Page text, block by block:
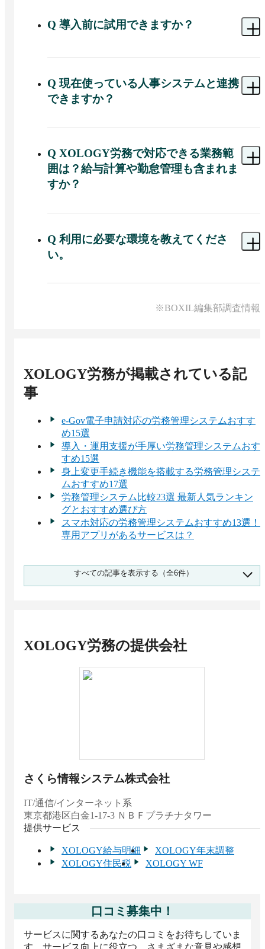
Q 導入前に試用できますか？
A 導入前のデモンストレーションや相談には対応
Q 現在使っている人事システムと連携
できますか？
A はい。XOLOGY労務で収集したデータはCSVフ
へインポート可能です。
Q XOLOGY労務で対応できる業務範
囲は？給与計算や勤怠管理も含まれま
すか？
A XOLOGY労務は、入退社に伴う手続きや従業員
与明細の配付や勤怠管理（有給・シフト管理、打
刻機能など）は対象外で、別途「XOLOGY給与明
細」や就業管理システム等の導入が必要です。
Q利用に必要な環境を教えてくださ
い。
A クラウドサービスのため、社内サーバーやソフ
接続できるPCまたはスマートフォンがあれば、
※BOXIL編集部調査情報
XOLOGY労務が掲載されている記
事
e-Gov電子申請対応の労務管理システムおすす
め15選
導入・運用支援が手厚い労務管理システムおす
すめ15選
身上変更手続き機能を搭載する労務管理システ
ムおすすめ17選
労務管理システム比較23選 最新人気ランキン
グとおすすめ選び方
スマホ対応の労務管理システムおすすめ13選！
専用アプリがあるサービスは？
セキュリティが高い労務管理システムおすすめ
11選！セキュリティリスクとは？
すべての記事を表示する（全6件）
XOLOGY労務の提供会社
さくら情報システム株式会社
IT/通信/インターネット系
東京都港区白金1-17-3 ＮＢＦプラチナタワー
提供サービス
XOLOGY給与明細
XOLOGY年末調整
XOLOGY住民税
XOLOGY WF
口コミ募集中！
サービスに関するあなたの口コミをお待ちしていま